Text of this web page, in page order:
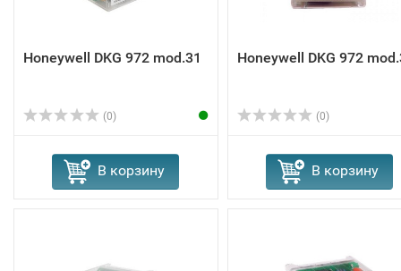
Honeywell DKG 972 mod.31
(0)
В корзину
Honeywell DKG 972
(0)
В корзину